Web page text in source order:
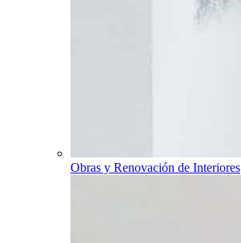
Obras y Renovación de Interiores